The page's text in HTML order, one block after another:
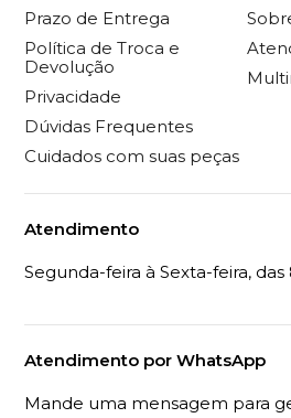
Prazo de Entrega
Política de Troca e
Devolução
Privacidade
Dúvidas Frequentes
Cuidados com suas peças
Atendimento
Segunda-feira à Sexta-feira, das
Atendimento por WhatsApp
Mande uma mensagem para